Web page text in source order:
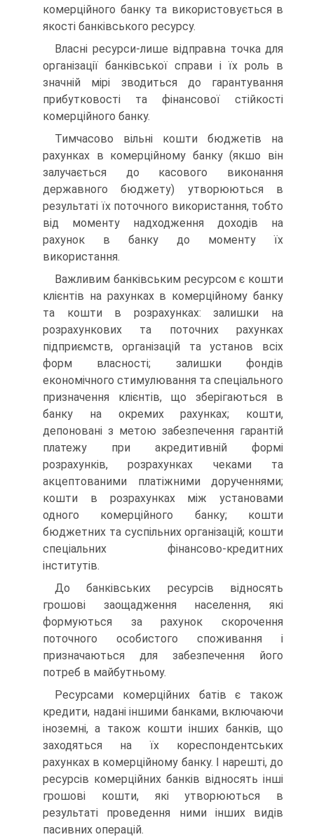
комерційного банку та використовується в
якості банківського ресурсу.
Власні ресурси-лише відправна точка для
організації банківської справи і їх роль в
значній мірі зводиться до гарантування
прибутковості та фінансової стійкості
комерційного банку.
Тимчасово вільні кошти бюджетів на
рахунках в комерційному банку (якшо він
залучається до касового виконання
державного бюджету) утворюються в
результаті їх поточного використання, тобто
від моменту надходження доходів на
рахунок в банку до моменту їх
використання.
Важливим банківським ресурсом є кошти
клієнтів на рахунках в комерційному банку
та кошти в розрахунках: залишки на
розрахункових та поточних рахунках
підприємств, організацій та установ всіх
форм власності; залишки фондів
економічного стимулювання та спеціального
призначення клієнтів, що зберігаються в
банку на окремих рахунках; кошти,
депоновані з метою забезпечення гарантій
платежу при акредитивній формі
розрахунків, розрахунках чеками та
акцептованими платіжними дорученнями;
кошти в розрахунках між установами
одного комерційного банку; кошти
бюджетних та суспільних організацій; кошти
спеціальних фінансово-кредитних
інститутів.
До банківських ресурсів відносять
грошові заощадження населення, які
формуються за рахунок скорочення
поточного особистого споживання і
призначаються для забезпечення його
потреб в майбутньому.
Ресурсами комерційних батів є також
кредити, надані іншими банками, включаючи
іноземні, а також кошти інших банків, що
заходяться на їх кореспондентських
рахунках в комерційному банку. І нарешті, до
ресурсів комерційних банків відносять інші
грошові кошти, які утворюються в
результаті проведення ними інших видів
пасивних операцій.